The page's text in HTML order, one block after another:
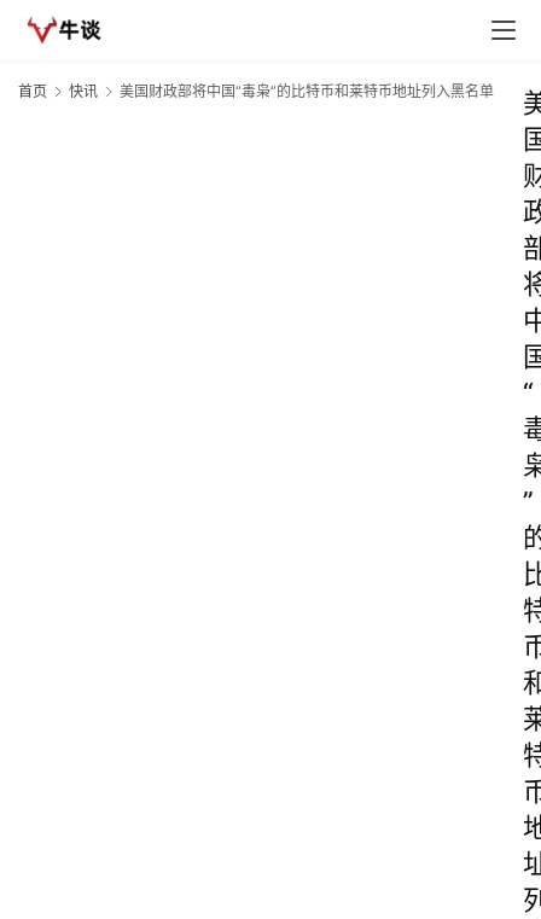
首页 快讯 美国财政部将中国“毒枭”的比特币和莱特币地址列入黑名单
“
”